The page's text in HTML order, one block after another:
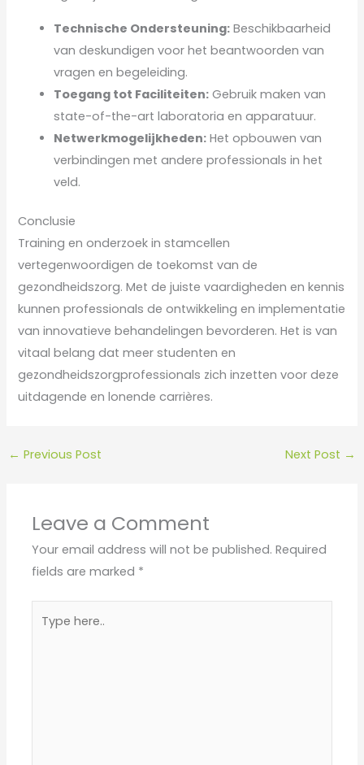
Technische Ondersteuning: Beschikbaarheid
van deskundigen voor het beantwoorden van
vragen en begeleiding.
Toegang tot Faciliteiten: Gebruik maken van
state-of-the-art laboratoria en apparatuur.
Netwerkmogelijkheden: Het opbouwen van
verbindingen met andere professionals in het
veld.
Conclusie
Training en onderzoek in stamcellen
vertegenwoordigen de toekomst van de
gezondheidszorg. Met de juiste vaardigheden en kennis
kunnen professionals de ontwikkeling en implementatie
van innovatieve behandelingen bevorderen. Het is van
vitaal belang dat meer studenten en
gezondheidszorgprofessionals zich inzetten voor deze
uitdagende en lonende carrières.
← Previous Post Next Post →
Leave a Comment
Your email address will not be published. Required
fields are marked *
here..